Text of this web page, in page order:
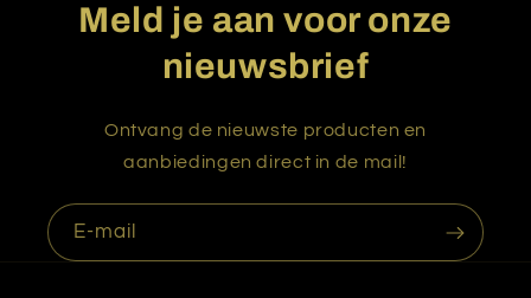
Meld je aan voor onze
nieuwsbrief
Ontvang de nieuwste producten en
aanbiedingen direct in de mail!
E‑mail